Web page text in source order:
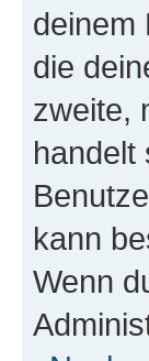
deinem
die
zweite,
handelt
kann
Wenn